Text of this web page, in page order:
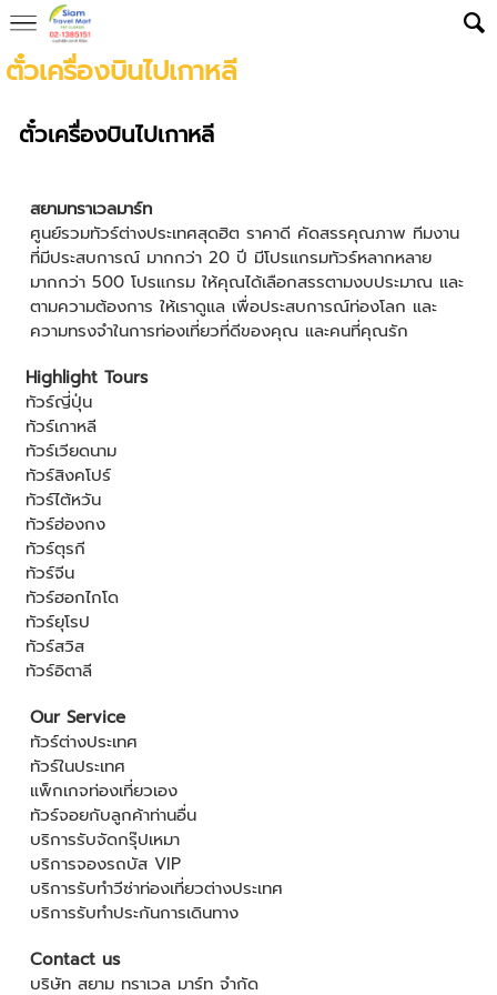
ตั๋วเครื่องบินไปเกาหลี
ตั๋วเครื่องบินไปเกาหลี
สยามทราเวลมาร์ท
ศูนย์รวมทัวร์ต่างประเทศสุดฮิต ราคาดี คัดสรรคุณภาพ ทีมงาน
ที่มีประสบการณ์ มากกว่า 20 ปี มีโปรแกรมทัวร์หลากหลาย
มากกว่า 500 โปรแกรม ให้คุณได้เลือกสรรตามงบประมาณ และ
ตามความต้องการ ให้เราดูแล เพื่อประสบการณ์ท่องโลก และ
ความทรงจำในการท่องเที่ยวที่ดีของคุณ และคนที่คุณรัก
Highlight Tours
ทัวร์ญี่ปุ่น
ทัวร์เกาหลี
ทัวร์เวียดนาม
ทัวร์สิงคโปร์
ทัวร์ไต้หวัน
ทัวร์ฮ่องกง
ทัวร์ตุรกี
ทัวร์จีน
ทัวร์ฮอกไกโด
ทัวร์ยุโรป
ทัวร์สวิส
ทัวร์อิตาลี
Our Service
ทัวร์ต่างประเทศ
ทัวร์ในประเทศ
แพ็กเกจท่องเที่ยวเอง
ทัวร์จอยกับลูกค้าท่านอื่น
บริการรับจัดกรุ๊ปเหมา
บริการจองรถบัส VIP
บริการรับทำวีซ่าท่องเที่ยวต่างประเทศ
บริการรับทำประกันการเดินทาง
Contact us
บริษัท สยาม ทราเวล มาร์ท จำกัด